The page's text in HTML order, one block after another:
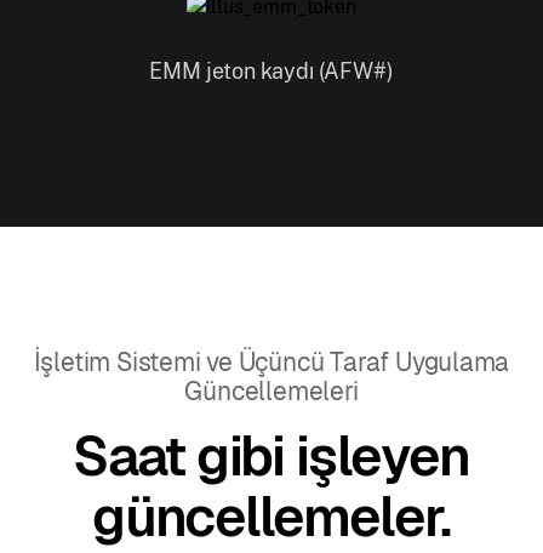
EMM jeton kaydı (AFW#)
İşletim Sistemi ve Üçüncü Taraf Uygulama
Güncellemeleri
Saat gibi işleyen
güncellemeler.